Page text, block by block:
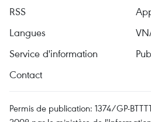
RSS
Langues
Service d'information
Contact
Permis de publication: 1374/GP-